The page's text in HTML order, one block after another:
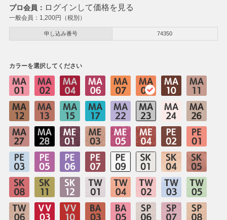
プロ会員： ログインして価格を見る
一般会員： 1,200円（税別）
申し込み番号 74350
カラーを選択してください